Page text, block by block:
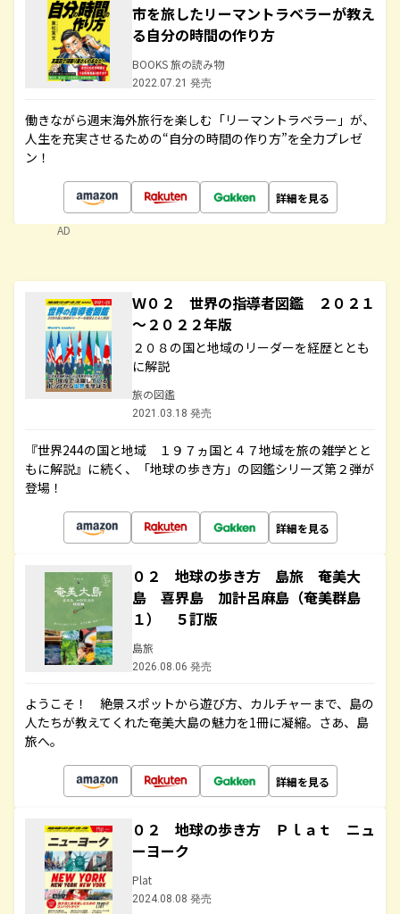
市を旅したリーマントラベラーが教え
る自分の時間の作り方
BOOKS 旅の読み物
2022.07.21 発売
働きながら週末海外旅行を楽しむ「リーマントラベラー」が、
人生を充実させるための“自分の時間の作り方”を全力プレゼ
ン！
詳細を見る
AD
Ｗ０２ 世界の指導者図鑑 ２０２１
～２０２２年版
２０８の国と地域のリーダーを経歴ととも
に解説
旅の図鑑
2021.03.18 発売
『世界244の国と地域 １９７ヵ国と４７地域を旅の雑学とと
もに解説』に続く、「地球の歩き方」の図鑑シリーズ第２弾が
登場！
詳細を見る
０２ 地球の歩き方 島旅 奄美大
島 喜界島 加計呂麻島（奄美群島
１） ５訂版
島旅
2026.08.06 発売
ようこそ！ 絶景スポットから遊び方、カルチャーまで、島の
人たちが教えてくれた奄美大島の魅力を1冊に凝縮。さあ、島
旅へ。
詳細を見る
０２ 地球の歩き方 Ｐｌａｔ ニュ
ーヨーク
Plat
2024.08.08 発売